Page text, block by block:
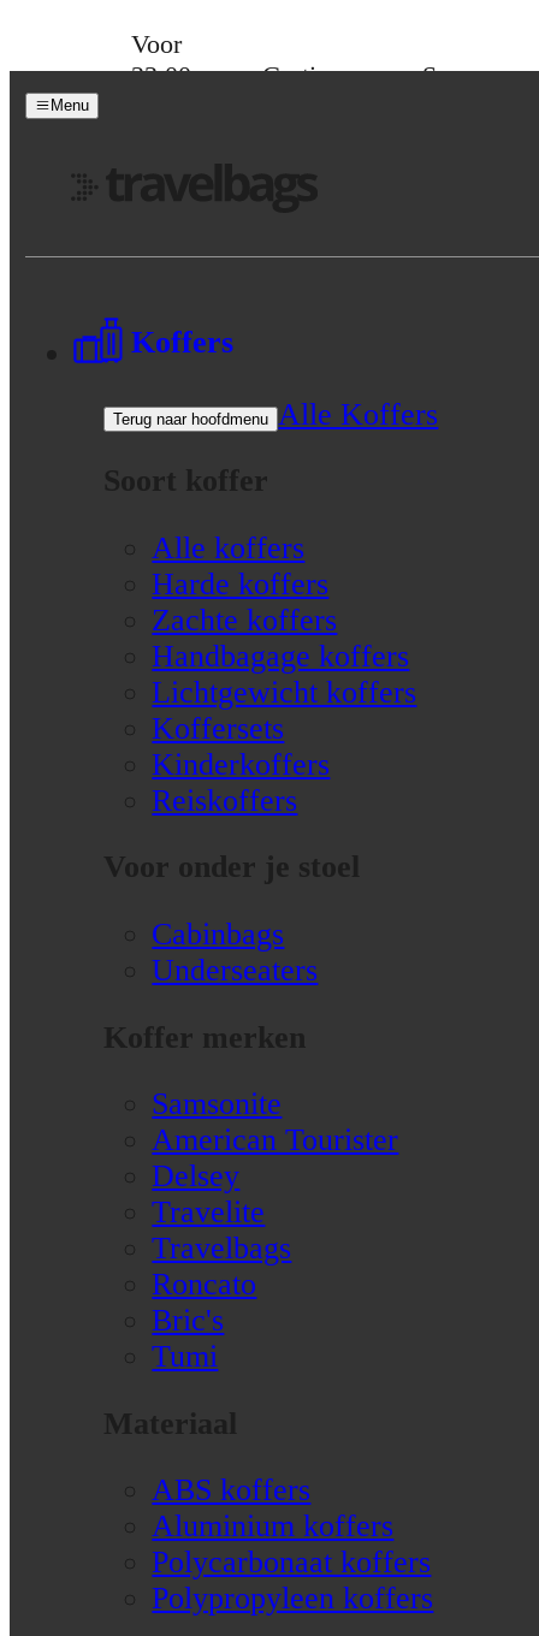
Voor
23:00
Gratis
Spaar
Menu
Koffers
Terug naar hoofdmenu
Alle Koffers
Soort koffer
Alle koffers
Harde koffers
Zachte koffers
Handbagage koffers
Lichtgewicht koffers
Koffersets
Kinderkoffers
Reiskoffers
Voor onder je stoel
Cabinbags
Underseaters
Koffer merken
Samsonite
American Tourister
Delsey
Travelite
Travelbags
Roncato
Bric's
Tumi
Materiaal
ABS koffers
Aluminium koffers
Polycarbonaat koffers
Polypropyleen koffers